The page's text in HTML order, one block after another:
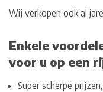
Wij verkopen ook al
Enkele
voor u op een
Super scherpe